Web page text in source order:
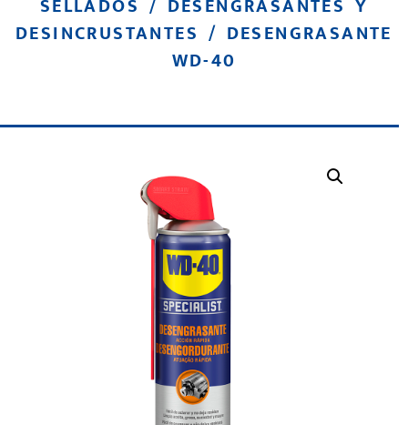
SELLADOS / DESENGRASANTES Y
DESINCRUSTANTES / DESENGRASANTE
WD-40